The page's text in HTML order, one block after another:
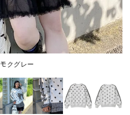
モクグレー